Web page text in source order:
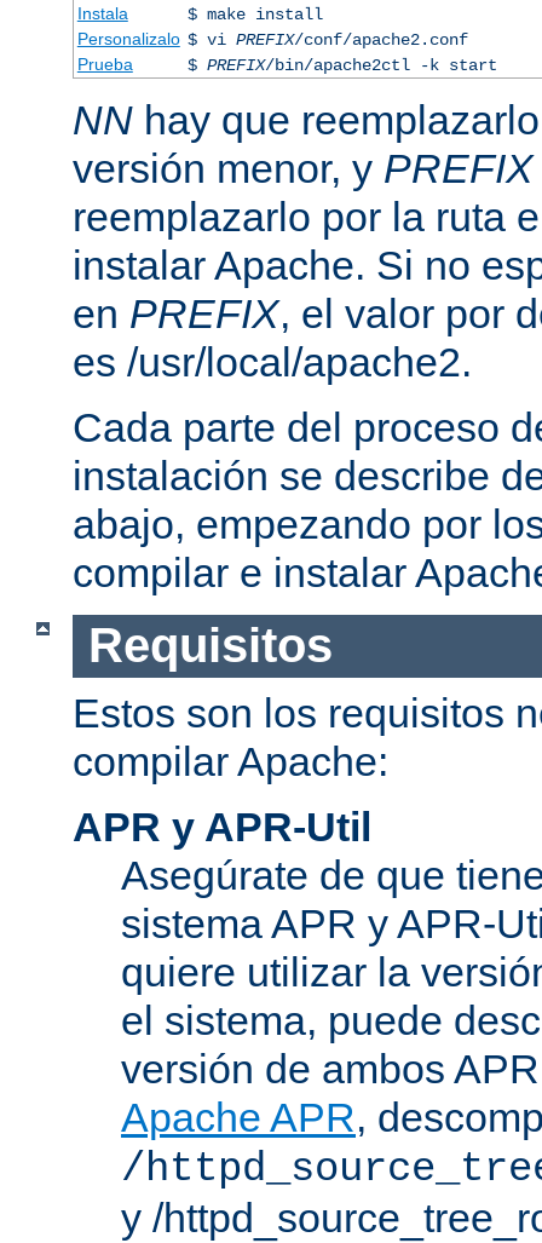
Instala
$ make install
Personalizalo $ vi PREFIX/conf/apache2.conf
Prueba
$ PREFIX/bin/apache2ctl -k start
NN hay que
versión menor, y PREFIX
reemplazarlo por la ruta
instalar Apache. Si no
en PREFIX, el valor por
es /usr/local/apache2.
Cada parte del proceso
instalación se describe
abajo, empezando por
compilar e instalar
Requisitos
Estos son los requisitos
compilar Apache:
APR y APR-Util
Asegúrate de que
sistema APR y APR-
quiere utilizar la
el sistema, puede
versión de ambos
Apache APR,
/
y /